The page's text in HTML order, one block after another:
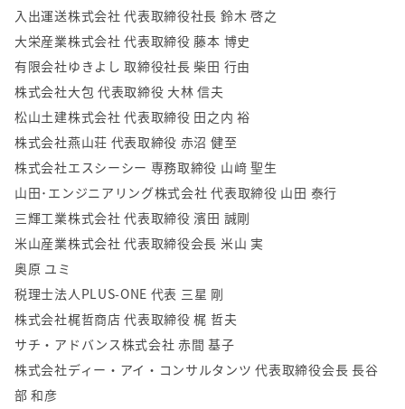
入出運送株式会社 代表取締役社長 鈴木 啓之
大栄産業株式会社 代表取締役 藤本 博史
有限会社ゆきよし 取締役社長 柴田 行由
株式会社大包 代表取締役 大林 信夫
松山土建株式会社 代表取締役 田之内 裕
株式会社燕山荘 代表取締役 赤沼 健至
株式会社エスシーシー 専務取締役 山﨑 聖生
山田･エンジニアリング株式会社 代表取締役 山田 泰行
三輝工業株式会社 代表取締役 濱田 誠剛
米山産業株式会社 代表取締役会長 米山 実
奥原 ユミ
税理士法人PLUS-ONE 代表 三星 剛
株式会社梶哲商店 代表取締役 梶 哲夫
サチ・アドバンス株式会社 赤間 基子
株式会社ディー・アイ・コンサルタンツ 代表取締役会長 長谷
部 和彦